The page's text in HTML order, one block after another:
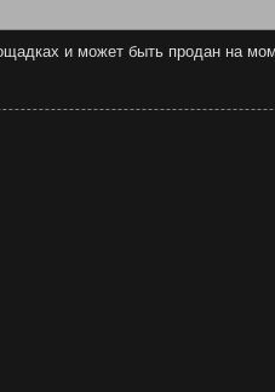
и может быть продан на